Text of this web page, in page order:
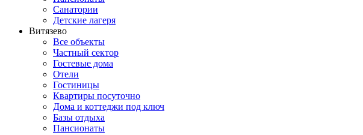
Санатории
Детские лагеря
Витязево
Все объекты
Частный сектор
Гостевые дома
Отели
Гостиницы
Квартиры посуточно
Дома и коттеджи под ключ
Базы отдыха
Пансионаты